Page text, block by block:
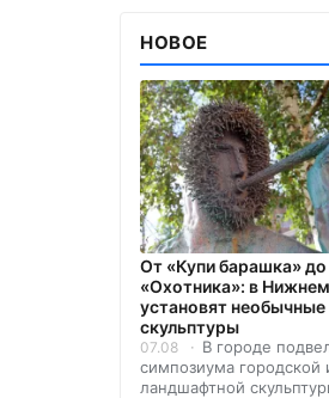
НОВОЕ
От «Купи барашка» до
«Охотника»: в Нижнем
установят необычные
скульптуры
07.08
В городе
симпозиума городской
ландшафтной